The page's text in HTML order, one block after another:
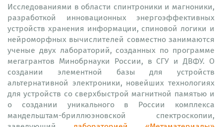
Исследованиями в области спинтроники и магноники,
разработкой инновационных энергоэффективных
устройств хранения информации, спиновой логики и
нейроморфных вычислителей совместно занимаются
ученые двух лабораторий, созданных по программе
мегагрантов Минобрнауки России, в СГУ и ДВФУ. О
создании элементной базы для устройств
альтернативной электроники, новейших технологиях
для устройств со сверхбыстрой магнитной памятью и
о создании уникального в России комплекса
мандельштам-бриллюэновской спектроскопии,